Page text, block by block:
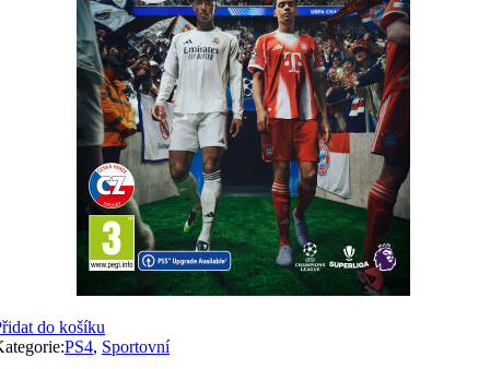
do košíku
PS4, Sportovní